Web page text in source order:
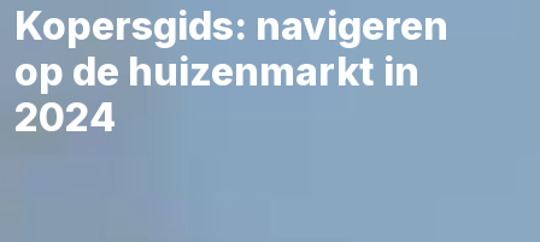
Kopersgids: navigeren
op de huizenmarkt in
2024